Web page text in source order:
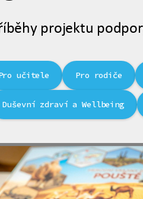
projektu
učitele Pro rodiče
Duševní zdraví a Wellbeing